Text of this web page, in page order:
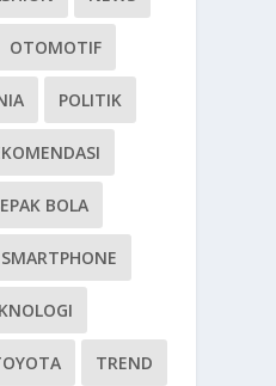
OTOMOTIF
POLITIK
BOLA
SMARTPHONE
TREND